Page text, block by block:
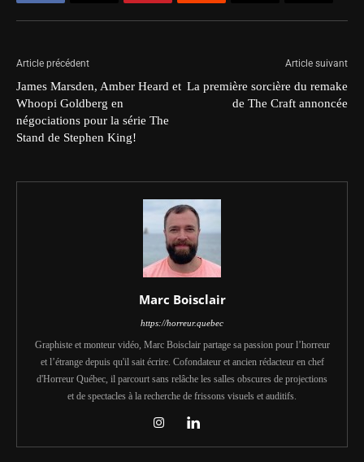
Article précédent
James Marsden, Amber Heard et
Whoopi Goldberg en
négociations pour la série The
Stand de Stephen King!
Article suivant
La première sorcière du remake
de The Craft annoncée
Marc Boisclair
https://horreur.quebec
Graphiste et monteur vidéo, Marc Boisclair partage sa passion pour l’horreur
et l’étrange depuis qu'il sait écrire. Cofondateur et ancien rédacteur en chef
d'Horreur Québec, il parcourt sans relâche les salles obscures de projections
et de spectacles à la recherche de frissons visuels et auditifs.